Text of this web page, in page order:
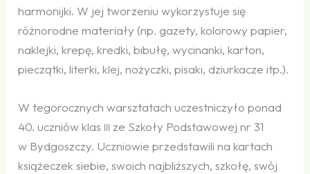
harmonijki. W jej tworzeniu wykorzystuje się
różnorodne materiały (np. gazety, kolorowy papier,
naklejki, krepę, kredki, bibułę, wycinanki, karton,
pieczątki, literki, klej, nożyczki, pisaki, dziurkacze itp.).
W tegorocznych warsztatach uczestniczyło ponad
40. uczniów klas III ze Szkoły Podstawowej nr 31
w Bydgoszczy. Uczniowie przedstawili na kartach
książeczek siebie, swoich najbliższych, szkołę, swój